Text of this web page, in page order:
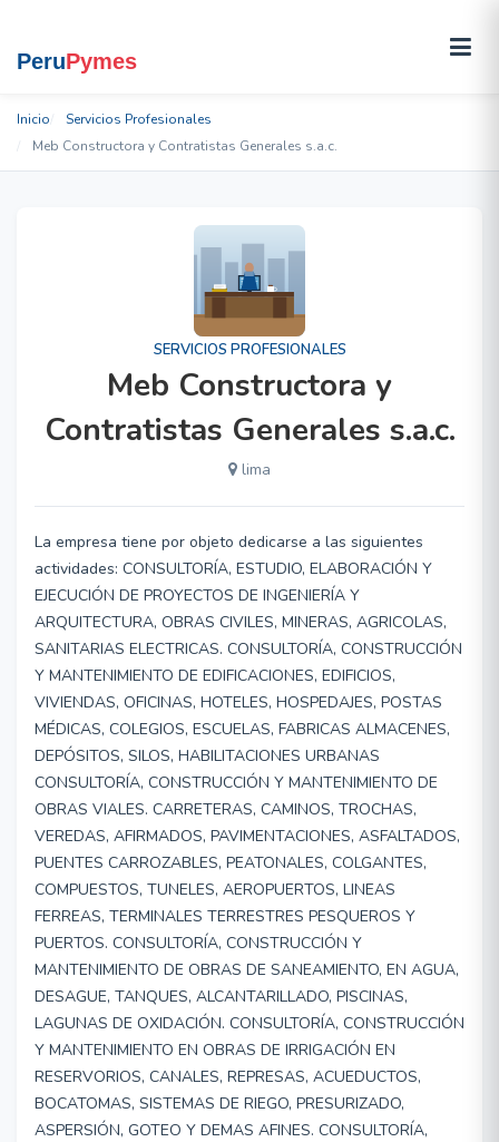
Inicio
Servicios Profesionales
Meb Constructora y Contratistas Generales s.a.c.
SERVICIOS PROFESIONALES
Meb Constructora y
Contratistas Generales s.a.c.
lima
La empresa tiene por objeto dedicarse a las siguientes
actividades: CONSULTORÍA, ESTUDIO, ELABORACIÓN Y
EJECUCIÓN DE PROYECTOS DE INGENIERÍA Y
ARQUITECTURA, OBRAS CIVILES, MINERAS, AGRICOLAS,
SANITARIAS ELECTRICAS. CONSULTORÍA, CONSTRUCCIÓN
Y MANTENIMIENTO DE EDIFICACIONES, EDIFICIOS,
VIVIENDAS, OFICINAS, HOTELES, HOSPEDAJES, POSTAS
MÉDICAS, COLEGIOS, ESCUELAS, FABRICAS ALMACENES,
DEPÓSITOS, SILOS, HABILITACIONES URBANAS
CONSULTORÍA, CONSTRUCCIÓN Y MANTENIMIENTO DE
OBRAS VIALES. CARRETERAS, CAMINOS, TROCHAS,
VEREDAS, AFIRMADOS, PAVIMENTACIONES, ASFALTADOS,
PUENTES CARROZABLES, PEATONALES, COLGANTES,
COMPUESTOS, TUNELES, AEROPUERTOS, LINEAS
FERREAS, TERMINALES TERRESTRES PESQUEROS Y
PUERTOS. CONSULTORÍA, CONSTRUCCIÓN Y
MANTENIMIENTO DE OBRAS DE SANEAMIENTO, EN AGUA,
DESAGUE, TANQUES, ALCANTARILLADO, PISCINAS,
LAGUNAS DE OXIDACIÓN. CONSULTORÍA, CONSTRUCCIÓN
Y MANTENIMIENTO EN OBRAS DE IRRIGACIÓN EN
RESERVORIOS, CANALES, REPRESAS, ACUEDUCTOS,
BOCATOMAS, SISTEMAS DE RIEGO, PRESURIZADO,
ASPERSIÓN, GOTEO Y DEMAS AFINES. CONSULTORÍA,